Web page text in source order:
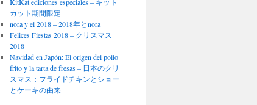
カット期間限定
nora y el 2018 – 2018年とnora
Felices Fiestas 2018 – クリスマス
2018
Navidad en Japón: El origen del pollo
frito y la tarta de fresas – 日本のクリ
スマス：フライドチキンとショー
とケーキの由来